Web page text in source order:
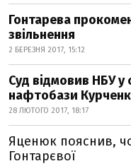
Гонтарева
звільнення
2 БЕРЕЗНЯ 2017, 15:12
Суд відмовив НБУ у
нафтобази
28 ЛЮТОГО 2017, 18:17
Яценюк пояснив,
Гонтарєвої